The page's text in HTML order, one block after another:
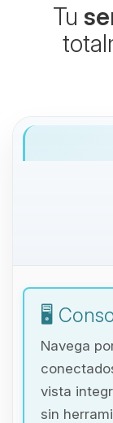
Tu
🖥️
Navega
vista
sin